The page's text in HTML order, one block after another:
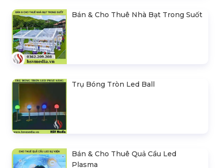
Bán & Cho Thuê Nhà Bạt Trong Suốt
Trụ Bóng Tròn Led Ball
Bán & Cho Thuê Quả Cầu Led
Plasma